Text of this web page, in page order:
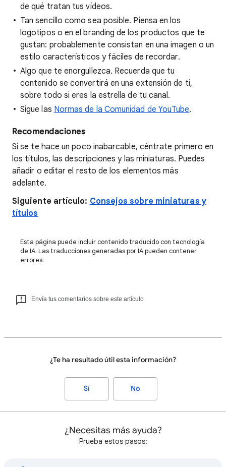
de qué tratan tus vídeos.
Tan sencillo como sea posible. Piensa en los
logotipos o en el branding de los productos que te
gustan: probablemente consistan en una imagen o un
estilo característicos y fáciles de recordar.
Algo que te enorgullezca. Recuerda que tu
contenido se convertirá en una extensión de ti,
sobre todo si eres la estrella de tu canal.
Sigue las Normas de la Comunidad de YouTube.
Recomendaciones
Si se te hace un poco inabarcable, céntrate primero en
los títulos, las descripciones y las miniaturas. Puedes
añadir o editar el resto de los elementos más
adelante.
Siguiente artículo: Consejos sobre miniaturas y
títulos
Esta página puede incluir contenido traducido con tecnología
de IA. Las traducciones generadas por IA pueden contener
errores.
Envía tus comentarios sobre este artículo
¿Te ha resultado útil esta información?
Sí No
¿Necesitas más ayuda?
Prueba estos pasos: